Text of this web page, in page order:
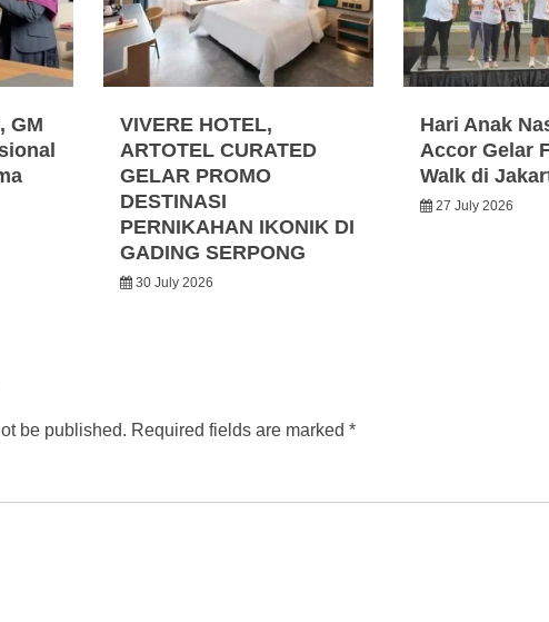
GM
VIVERE HOTEL,
ARTOTEL CURATED
GELAR PROMO
DESTINASI
PERNIKAHAN IKONIK DI
GADING SERPONG
30 July 2026
Hari Anak
Accor Gelar
Walk di
27 July 2026
be published. Required fields are marked *